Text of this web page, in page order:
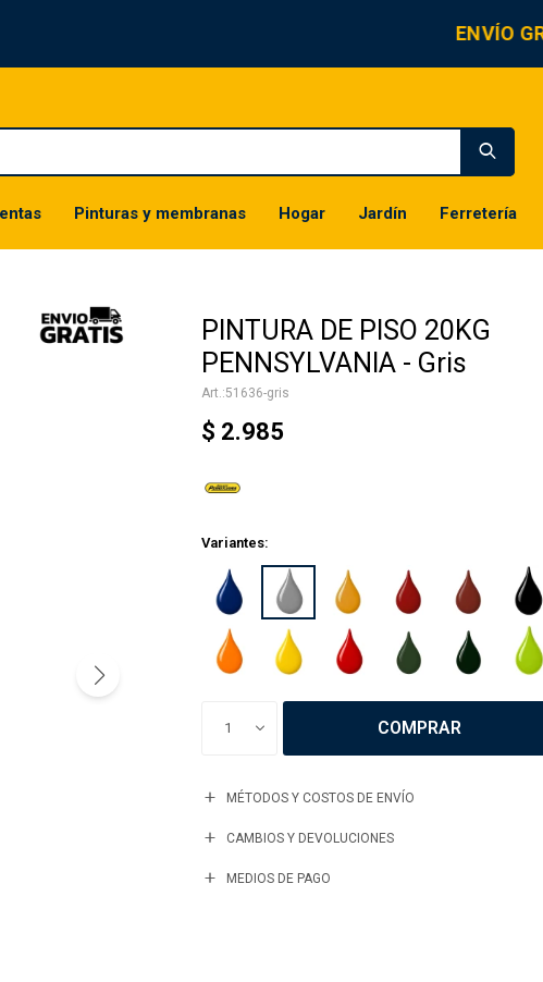
ENVÍO
Pinturas y membranas Hogar Jardín Ferretería
PINTURA DE PISO 20KG
PENNSYLVANIA - Gris
51636-gris
$ 2.985
Variantes:
1 COMPRAR
MÉTODOS Y COSTOS DE ENVÍO
CAMBIOS Y DEVOLUCIONES
MEDIOS DE PAGO